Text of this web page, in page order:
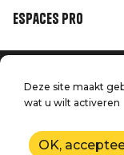
Espaces Pro
Menu
Home
Juridische informatie
Druk op
Neem contact met ons
Kaart
Deze site maakt
wat u wilt activeren
OK,